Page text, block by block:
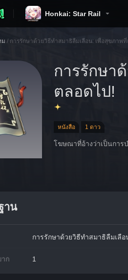
Honkai: Star Rail
ม / การรักษาด้วยวิธีทำสมาธิลืมเลือน: เพื่อสุขภาพ
การรักษา
ตลอดไป!
หนังสือ 1 ดาว
โฆษณาที่อ้างว่าเป็นการ
าน
การรักษาด้วยวิธีทำสมาธิลืมเลื
ก 1